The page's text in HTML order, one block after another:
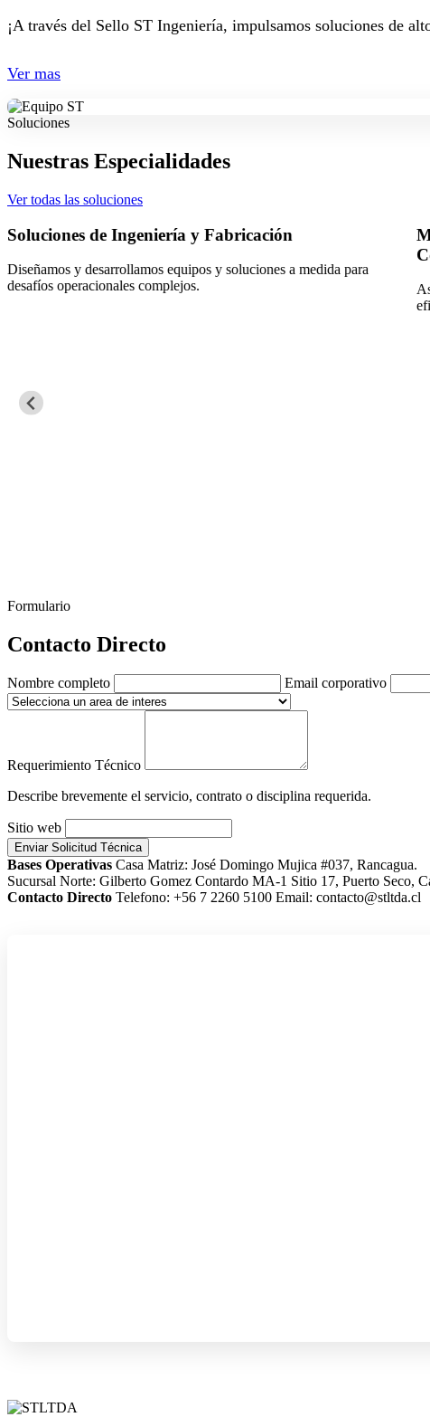
¡A través del Sello ST Ingeniería, impulsamos soluciones de
Ver mas
Soluciones
Nuestras Especialidades
Ver todas las soluciones
Soluciones de Ingeniería y Fabricación
Diseñamos y desarrollamos equipos y soluciones a medida para
desafíos operacionales complejos.
Formulario
Contacto Directo
Nombre completo Email corporativo
Requerimiento Técnico
Describe brevemente el servicio, contrato o disciplina requerida.
Sitio web
Enviar Solicitud Técnica
Bases Operativas Casa Matriz: José Domingo Mujica #037, Rancagua.
Sucursal Norte: Gilberto Gomez Contardo MA-1 Sitio 17, Puerto Seco,
Contacto Directo Telefono: +56 7 2260 5100 Email: contacto@stltda.cl